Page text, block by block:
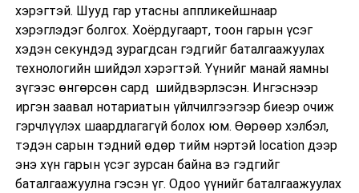
хэрэгтэй. Шууд гар утасны аппликейшнаар
хэрэглэдэг болгох. Хоёрдугаарт, тоон гарын үсэг
хэдэн секундэд зурагдсан гэдгийг баталгаажуулах
технологийн шийдэл хэрэгтэй. Үүнийг манай яамны
зүгээс өнгөрсөн сард шийдвэрлэсэн. Ингэснээр
иргэн заавал нотариатын үйлчилгээгээр биеэр очиж
гэрчлүүлэх шаардлагагүй болох юм. Өөрөөр хэлбэл,
тэдэн сарын тэдний өдөр тийм нэртэй location дээр
энэ хүн гарын үсэг зурсан байна вэ гэдгийг
баталгаажуулна гэсэн үг. Одоо үүнийг баталгаажуулах